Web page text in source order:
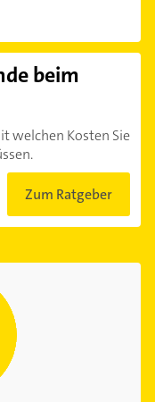
beim
welchen Kosten Sie
Zum Ratgeber